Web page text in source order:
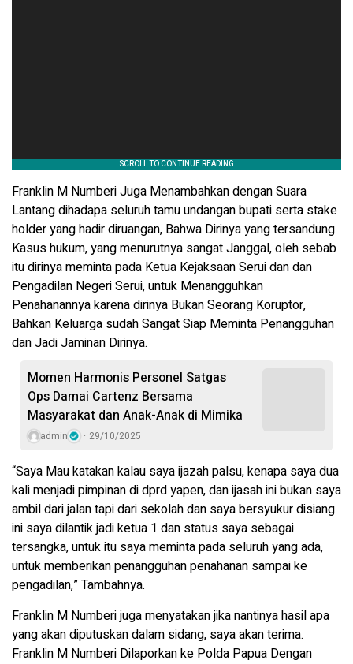
Franklin M Numberi Juga Menambahkan dengan Suara
Lantang dihadapa seluruh tamu undangan bupati serta stake
holder yang hadir diruangan, Bahwa Dirinya yang tersandung
Kasus hukum, yang menurutnya sangat Janggal, oleh sebab
itu dirinya meminta pada Ketua Kejaksaan Serui dan dan
Pengadilan Negeri Serui, untuk Menangguhkan
Penahanannya karena dirinya Bukan Seorang Koruptor,
Bahkan Keluarga sudah Sangat Siap Meminta Penangguhan
dan Jadi Jaminan Dirinya.
Momen Harmonis Personel Satgas
Ops Damai Cartenz Bersama
Masyarakat dan Anak-Anak di Mimika
admin 29/10/2025
“Saya Mau katakan kalau saya ijazah palsu, kenapa saya dua
kali menjadi pimpinan di dprd yapen, dan ijasah ini bukan saya
ambil dari jalan tapi dari sekolah dan saya bersyukur disiang
ini saya dilantik jadi ketua 1 dan status saya sebagai
tersangka, untuk itu saya meminta pada seluruh yang ada,
untuk memberikan penangguhan penahanan sampai ke
pengadilan,” Tambahnya.
Franklin M Numberi juga menyatakan jika nantinya hasil apa
yang akan diputuskan dalam sidang, saya akan terima.
Franklin M Numberi Dilaporkan ke Polda Papua Dengan